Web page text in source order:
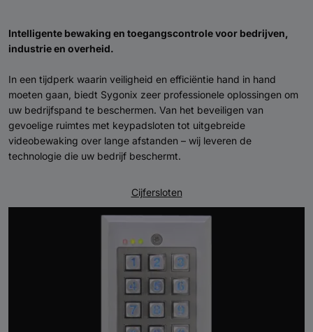
Watermelders (muur/vloer) via app
Intelligente bewaking en toegangscontrole voor bedrijven,
industrie en overheid.
In een tijdperk waarin veiligheid en efficiëntie hand in hand
moeten gaan, biedt Sygonix zeer professionele oplossingen om
uw bedrijfspand te beschermen. Van het beveiligen van
gevoelige ruimtes met keypadsloten tot uitgebreide
videobewaking over lange afstanden – wij leveren de
technologie die uw bedrijf beschermt.
Cijfersloten